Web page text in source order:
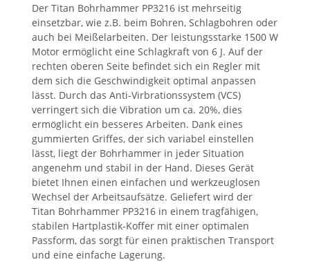
Der Titan Bohrhammer PP3216 ist mehrseitig
einsetzbar, wie z.B. beim Bohren, Schlagbohren oder
auch bei Meißelarbeiten. Der leistungsstarke 1500 W
Motor ermöglicht eine Schlagkraft von 6 J. Auf der
rechten oberen Seite befindet sich ein Regler mit
dem sich die Geschwindigkeit optimal anpassen
lässt. Durch das Anti-Virbrationssystem (VCS)
verringert sich die Vibration um ca. 20%, dies
ermöglicht ein besseres Arbeiten. Dank eines
gummierten Griffes, der sich variabel einstellen
lässt, liegt der Bohrhammer in jeder Situation
angenehm und stabil in der Hand. Dieses Gerät
bietet Ihnen einen einfachen und werkzeuglosen
Wechsel der Arbeitsaufsätze. Geliefert wird der
Titan Bohrhammer PP3216 in einem tragfähigen,
stabilen Hartplastik-Koffer mit einer optimalen
Passform, das sorgt für einen praktischen Transport
und eine einfache Lagerung.